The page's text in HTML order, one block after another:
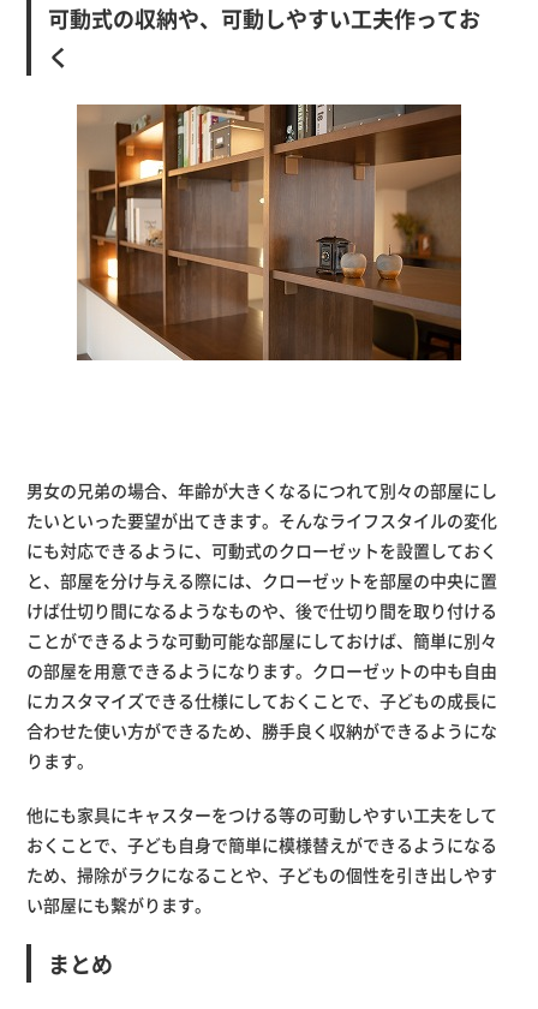
可動式の収納や、可動しやすい工夫作ってお
く
男女の兄弟の場合、年齢が大きくなるにつれて別々の部屋にし
たいといった要望が出てきます。そんなライフスタイルの変化
にも対応できるように、可動式のクローゼットを設置しておく
と、部屋を分け与える際には、クローゼットを部屋の中央に置
けば仕切り間になるようなものや、後で仕切り間を取り付ける
ことができるような可動可能な部屋にしておけば、簡単に別々
の部屋を用意できるようになります。クローゼットの中も自由
にカスタマイズできる仕様にしておくことで、子どもの成長に
合わせた使い方ができるため、勝手良く収納ができるようにな
ります。
他にも家具にキャスターをつける等の可動しやすい工夫をして
おくことで、子ども自身で簡単に模様替えができるようになる
ため、掃除がラクになることや、子どもの個性を引き出しやす
い部屋にも繋がります。
まとめ